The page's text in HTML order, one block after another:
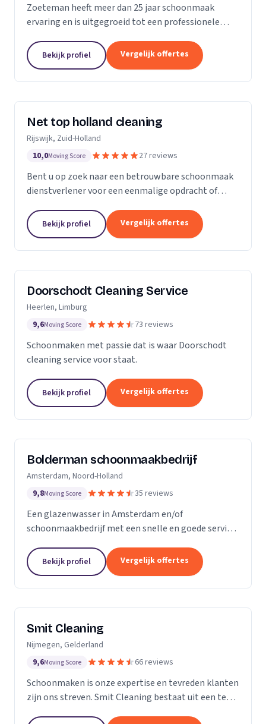
Zoeteman heeft meer dan 25 jaar schoonmaak
ervaring en is uitgegroeid tot een professionele
medewerkers zijn we actief in de regio Rotterdam,...
Bekijk profiel Vergelijk offertes
Net top holland cleaning
Rijswijk, Zuid-Holland
10,0Moving Score 27 reviews
Bent u op zoek naar een betrouwbare schoonmaak
dienstverlener voor een eenmalige opdracht of
groeiende onderneming die zich uit wilt breiden in
het vak.
Bekijk profiel Vergelijk offertes
Doorschodt Cleaning Service
Heerlen, Limburg
9,6Moving Score 73 reviews
Schoonmaken met passie dat is waar Doorschodt
cleaning service voor staat.
Bekijk profiel Vergelijk offertes
Bolderman schoonmaakbedrijf
Amsterdam, Noord-Holland
9,8Moving Score 35 reviews
Een glazenwasser in Amsterdam en/of
schoonmaakbedrijf met een snelle en goede service
schoonmaakmedewerkers zijn actief in héél
Amsterdam en ontzorgen u met...
Bekijk profiel Vergelijk offertes
Smit Cleaning
Nijmegen, Gelderland
9,6Moving Score 66 reviews
Schoonmaken is onze expertise en tevreden klanten
zijn ons streven. Smit Cleaning bestaat uit een team